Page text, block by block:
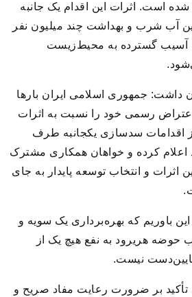
است. اثرات این اقدام یک جانبه
آب شرب و بهداشت چند میلیون نفر
آسیب گسترده به محیط‌زیست
جمهوری اسلامی ایران بارها
اعتراض رسمی خود را نسبت به اثرات
اقدامات سدسازی یکجانبه طرف
اعلام کرده و خواهان همکاری مشترک
اثرات و انتخاب توسعه پایدار به جای
باوریم که بهره‌برداری یک سویه و
حوضه هریرود به نفع هیچ یک از
نیست.
تأکید بر ضرورت رعایت مفاد صریح و